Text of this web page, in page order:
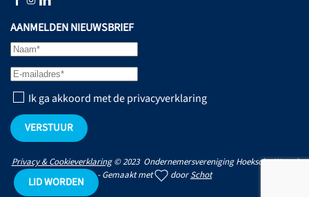
AANMELDEN NIEUWSBRIEF
Ik ga akkoord met de privacyverklaring
VERSTUUR
Privacy & Cookieverklaring© 2023 Ondernemersvereniging Hoeksche Waard
- Gemaakt met
doorSchot
LID WORDEN